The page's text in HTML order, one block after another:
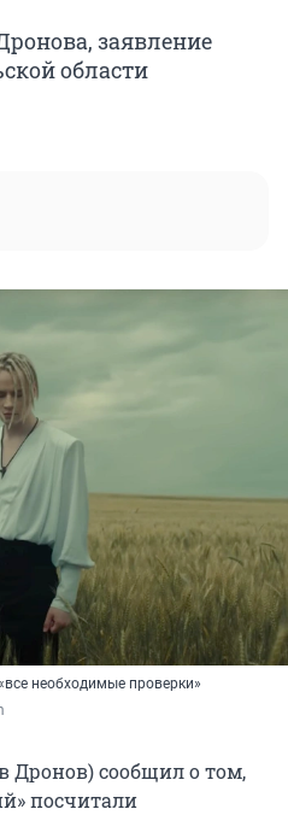
заявление
области
необходимые проверки»
Дронов) сообщил о том,
посчитали